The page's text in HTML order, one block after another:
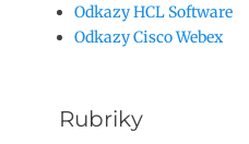
Odkazy HCL Software
Odkazy Cisco Webex
Rubriky